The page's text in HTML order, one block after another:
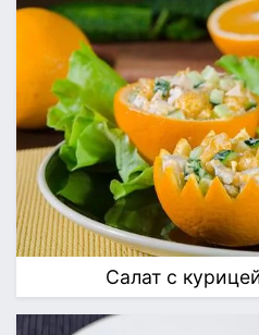
Салат с